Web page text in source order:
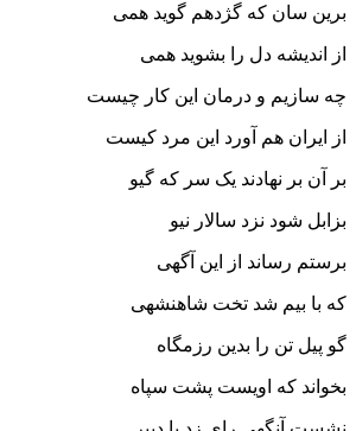
برین سان که گژدهم گوید همى
از اندیشه دل را بشوید همى‏
چه سازیم و درمان این کار چیست
از ایران هم آورد این مرد کیست‏
بر آن بر نهادند یک سر که گیو
بزابل شود نزد سالار نیو
برستم رساند از این آگهى
که با بیم شد تخت شاهنشهى‏
گو پیل تن را بدین رزمگاه
بخواند که اویست پشت سپاه‏